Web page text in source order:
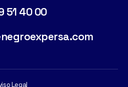
51 40 00
Legal